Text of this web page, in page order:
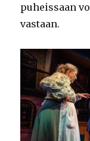
puheissaan
vastaan.